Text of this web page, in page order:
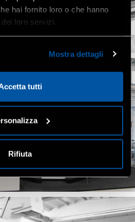
hai fornito loro o che hanno
loro servizi.
Mostra dettagli
tutti
Rifiuta